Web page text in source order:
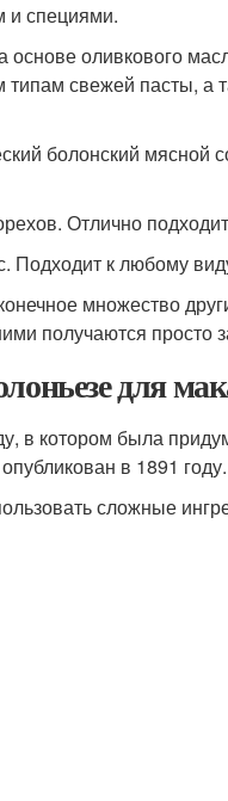
и специями.
основе оливкового
типам свежей пасты,
болонский мясной
Отлично
Подходит к любому
множество
получаются просто
для
в котором была
в 1891
сложные